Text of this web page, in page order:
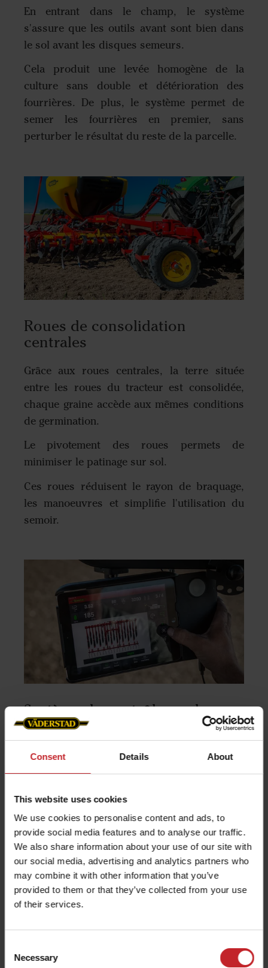
Consent Details About
This website uses cookies
We use cookies to personalise content and ads, to
provide social media features and to analyse our traffic.
We also share information about your use of our site with
our social media, advertising and analytics partners who
may combine it with other information that you’ve
provided to them or that they’ve collected from your use
of their services.
Selection
Necessary
En entrant dans le champ, le système
s'assure que les outils avant sont bien dans
le sol avant les disques semeurs.
Cela produit une levée homogène de la
culture sans double et détérioration des
fourrières. De plus, le système permet de
semer les fourrières en premier, sans
perturber le résultat du reste de la parcelle.
Roues de consolidation
centrales
Grâce aux roues centrales, la terre située
entre les roues du tracteur est consolidée,
chaque graine accède aux mêmes conditions
de germination.
Le pivotement des roues permets de
minimiser le patinage sur sol.
Ces roues réduisent le rayon de braquage,
les manoeuvres et simplifie l'utilisation du
semoir.
Système de contrôle moderne
Le Spirit R 300S est équipé du système de
contrôle sur iPad, Väderstad E-Control.
surveillance du processus d'ensemencement,
le système offre la possibilité d'ajuster la
profondeur de travail des outils avant, des
disques semeurs ainsi que de la herse
arrière hydraulique.
Ergonomie, rentabilité et mises à jour
simples sont quelques-uns des avantages du
En apprendre plus sur l'E-Control